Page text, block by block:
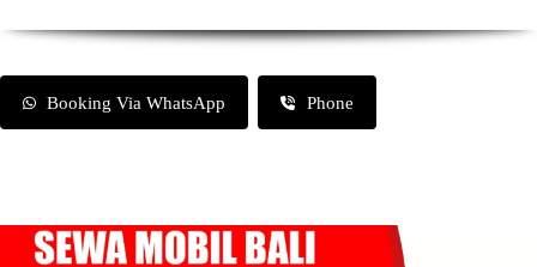
Booking Via WhatsApp Phone